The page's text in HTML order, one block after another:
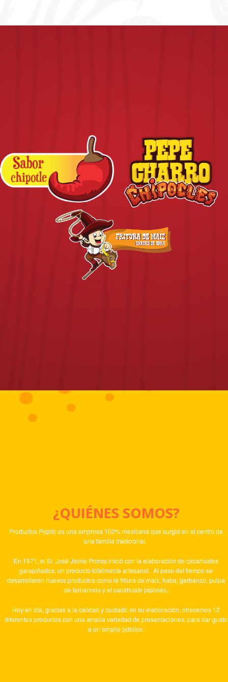
¿QUIÉNES SOMOS?
Productos Pepito es una empresa 100% mexicana que surgió en el centro de
una familia tradicional.
En 1971, el Sr. José Jaime Porras inició con la elaboración de cacahuates
garapiñados, un producto totalmente artesanal. Al paso del tiempo se
desarrollaron nuevos productos como la fritura de maíz, haba, garbanzo, pulpa
de tamarindo y el cacahuate japonés.
Hoy en día, gracias a la calidad y cuidado en su elaboración, ofrecemos 12
diferentes productos con una amplia variedad de presentaciones, para dar gusto
a un amplio público.